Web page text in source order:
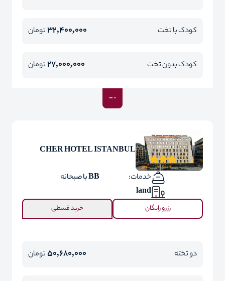
کودک با تخت 32,400,000تومان
کودک بدون تخت 27,000,000تومان
CHER HOTEL ISTANBUL
خدمات:
BB با صبحانه
land
رزرو رایگان خرید قسطی
دو تخته 50,680,000تومان